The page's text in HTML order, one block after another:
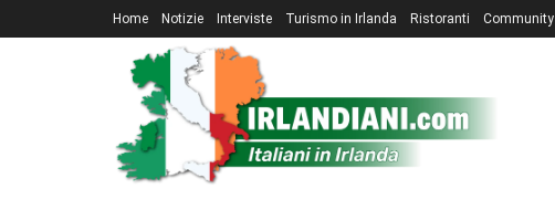
Home Notizie Interviste Turismo in Irlanda Ristoranti Community